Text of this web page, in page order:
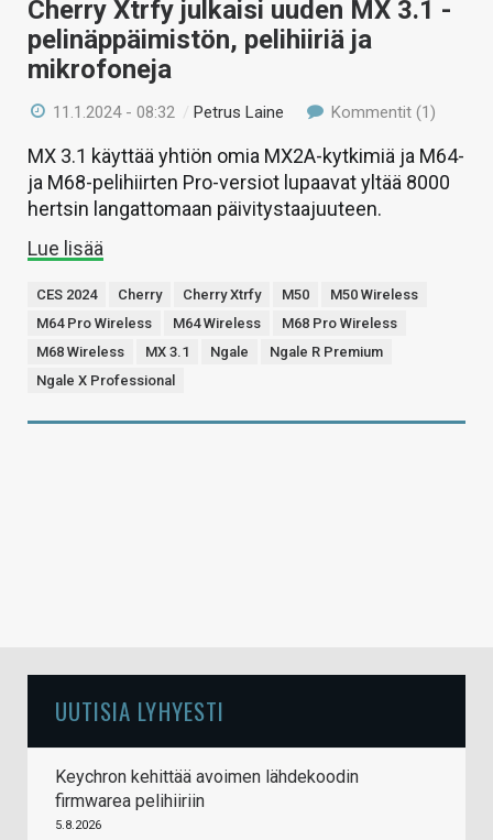
Cherry Xtrfy julkaisi uuden MX 3.1 -
pelinäppäimistön, pelihiiriä ja
mikrofoneja
11.1.2024 - 08:32 / Petrus Laine Kommentit (1)
MX 3.1 käyttää yhtiön omia MX2A-kytkimiä ja M64-
ja M68-pelihiirten Pro-versiot lupaavat yltää 8000
hertsin langattomaan päivitystaajuuteen.
Lue lisää
CES 2024 Cherry Cherry Xtrfy M50
M50 Wireless
M64 Pro Wireless
M64 Wireless
M68 Pro Wireless
M68 Wireless
MX 3.1 Ngale
Ngale R Premium
Ngale X Professional
UUTISIA LYHYESTI
Keychron kehittää avoimen lähdekoodin
firmwarea pelihiiriin
5.8.2026